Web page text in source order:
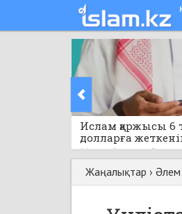
Ислам қаржысы 6
долларға
капитал бөлінісі
емес
11 сағат бұрын 0
Жаңалықтар › Әлем